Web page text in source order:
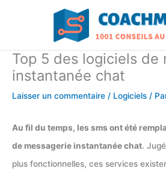
Top 5 des logiciels de
instantanée chat
Laisser un commentaire / Logiciels /
Au fil du temps, les sms ont été
de messagerie instantanée chat.
plus fonctionnelles, ces services